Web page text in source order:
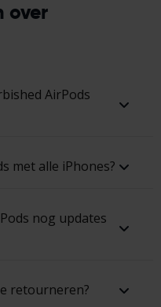
over
AirPods
met alle iPhones?
nog updates
retourneren?